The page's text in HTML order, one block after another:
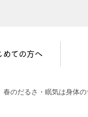
めての方へ
春のだるさ・眠気は身体